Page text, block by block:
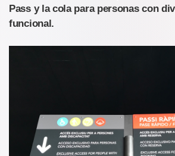
Pass y la cola para personas con
funcional.